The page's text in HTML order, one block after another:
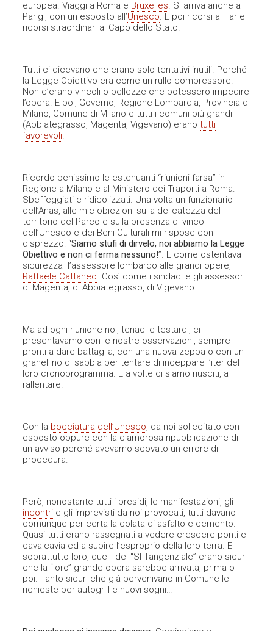
europea. Viaggi a Roma e Bruxelles. Si arriva anche a
Parigi, con un esposto all’Unesco. E poi ricorsi al Tar e
ricorsi straordinari al Capo dello Stato.
Tutti ci dicevano che erano solo tentativi inutili. Perché
la Legge Obiettivo era come un rullo compressore.
Non c’erano vincoli o bellezze che potessero impedire
l’opera. E poi, Governo, Regione Lombardia, Provincia di
Milano, Comune di Milano e tutti i comuni più grandi
(Abbiategrasso, Magenta, Vigevano) eranotutti
favorevoli.
Ricordo benissimo le estenuanti “riunioni farsa” in
Regione a Milano e al Ministero dei Traporti a Roma.
Sbeffeggiati e ridicolizzati. Una volta un funzionario
dell’Anas, alle mie obiezioni sulla delicatezza del
territorio del Parco e sulla presenza di vincoli
dell’Unesco e dei Beni Culturali mi rispose con
disprezzo: “Siamo stufi di dirvelo, noi abbiamo la Legge
Obiettivo e non ci ferma nessuno!”. E come ostentava
sicurezza l’assessore lombardo alle grandi opere,
Raffaele Cattaneo. Così come i sindaci e gli assessori
di Magenta, di Abbiategrasso, di Vigevano.
Ma ad ogni riunione noi, tenaci e testardi, ci
presentavamo con le nostre osservazioni, sempre
pronti a dare battaglia, con una nuova zeppa o con un
granellino di sabbia per tentare di inceppare l’iter del
loro cronoprogramma. E a volte ci siamo riusciti, a
rallentare.
Con la bocciatura dell’Unesco, da noi sollecitato con
esposto oppure con la clamorosa ripubblicazione di
un avviso perché avevamo scovato un errore di
procedura.
Però, nonostante tutti i presidi, le manifestazioni, gli
incontri e gli imprevisti da noi provocati, tutti davano
comunque per certa la colata di asfalto e cemento.
Quasi tutti erano rassegnati a vedere crescere ponti e
cavalcavia ed a subire l’esproprio della loro terra. E
soprattutto loro, quelli del “SI Tangenziale” erano sicuri
che la “loro” grande opera sarebbe arrivata, prima o
poi. Tanto sicuri che già pervenivano in Comune le
richieste per autogrill e nuovi sogni…